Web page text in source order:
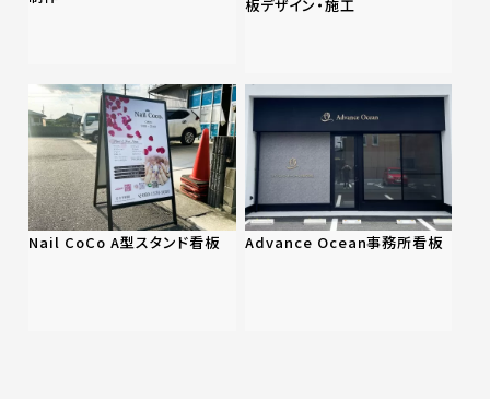
板デザイン・施工
Nail CoCo A型スタンド看板 Advance Ocean事務所看板